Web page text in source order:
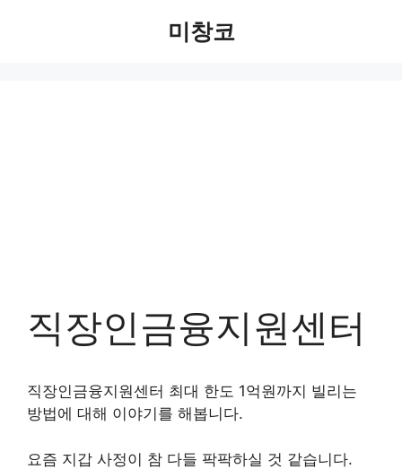
미창코
직장인금융지원센터
직장인금융지원센터 최대 한도 1억원까지 빌리는
방법에 대해 이야기를 해봅니다.
요즘 지갑 사정이 참 다들 팍팍하실 것 같습니다.